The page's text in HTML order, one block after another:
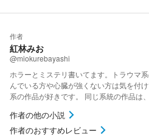
作者
紅林みお
@miokurebayashi
ホラーとミステリ書いてます。トラウマ
んでいる方や心臓が強くない方は気を付
系の作品が好きです。 同じ系統の作品は
作者の他の小説
作者のおすすめレビュー